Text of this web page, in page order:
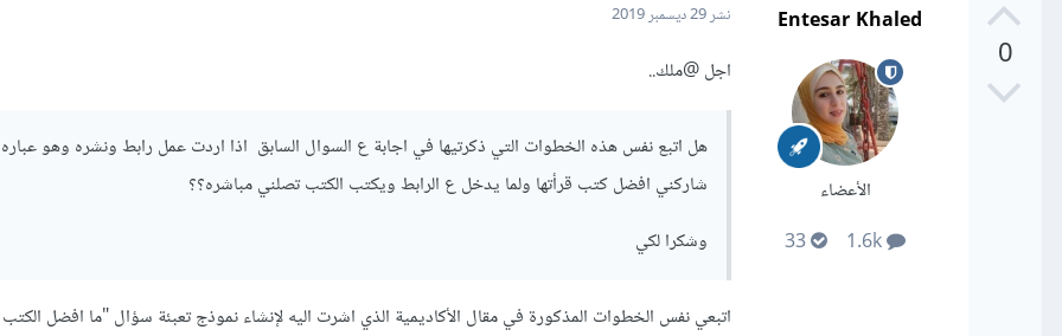
0
Entesar Khaled
الأعضاء
نشر29 ديسمبر 2019
اجل@ملك..
هل اتبع نفس هذه الخطوات التي ذكرتيها في اجابة ع السوال السابق اذا اردت عمل رابط ونشره وهو
شاركني افضل كتب قرأتها ولما يدخل ع الرابط ويكتب الكتب تصلني مباشره؟؟
وشكرا لكي
اتبعي نفس الخطوات المذكورة في مقال الأكاديمية الذي اشرت اليه لإنشاء نموذج تعبئة سؤال "ما افضل الكتب